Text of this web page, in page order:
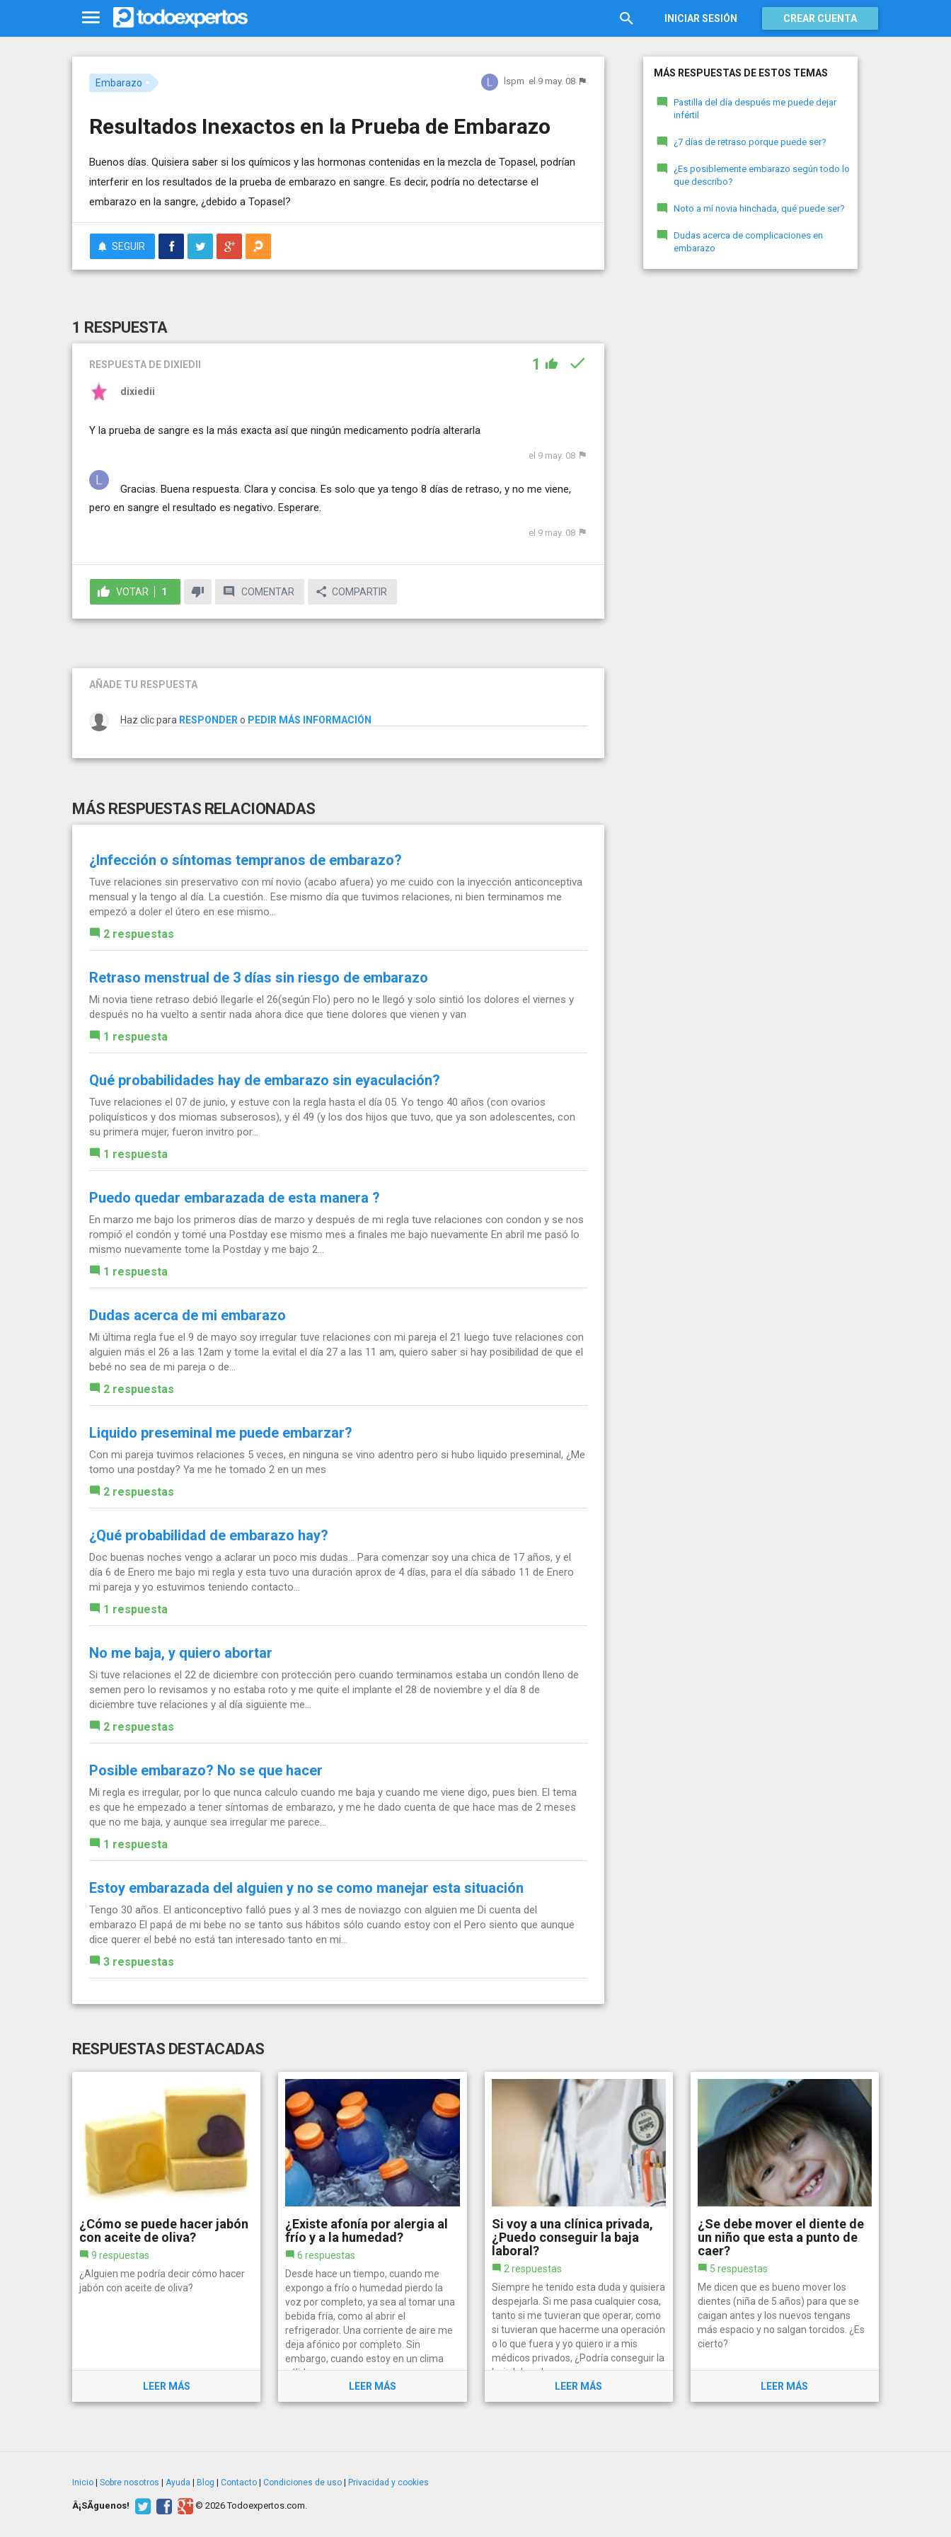
INICIAR SESIÓN CREAR CUENTA
Embarazo lspm el 9 may. 08
Resultados Inexactos en la Prueba de Embarazo
Buenos días. Quisiera saber si los químicos y las hormonas contenidas en la mezcla de Topasel, podrían
interferir en los resultados de la prueba de embarazo en sangre. Es decir, podría no detectarse el
embarazo en la sangre, ¿debido a Topasel?
SEGUIR
1 RESPUESTA
RESPUESTA DE DIXIEDII 1
dixiedii
Y la prueba de sangre es la más exacta así que ningún medicamento podría alterarla
el 9 may. 08
Gracias. Buena respuesta. Clara y concisa. Es solo que ya tengo 8 días de retraso, y no me viene,
pero en sangre el resultado es negativo. Esperare.
el 9 may. 08
VOTAR 1 COMENTAR COMPARTIR
AÑADE TU RESPUESTA
Haz clic para RESPONDERo PEDIR MÁS INFORMACIÓN
MÁS RESPUESTAS RELACIONADAS
¿Infección o síntomas tempranos de embarazo?
Tuve relaciones sin preservativo con mí novio (acabo afuera) yo me cuido con la inyección anticonceptiva
mensual y la tengo al día. La cuestión.. Ese mismo día que tuvimos relaciones, ni bien terminamos me
empezó a doler el útero en ese mismo...
2 respuestas
Retraso menstrual de 3 días sin riesgo de embarazo
Mi novia tiene retraso debió llegarle el 26(según Flo) pero no le llegó y solo sintió los dolores el viernes y
después no ha vuelto a sentir nada ahora dice que tiene dolores que vienen y van
1 respuesta
Qué probabilidades hay de embarazo sin eyaculación?
Tuve relaciones el 07 de junio, y estuve con la regla hasta el día 05. Yo tengo 40 años (con ovarios
poliquísticos y dos miomas subserosos), y él 49 (y los dos hijos que tuvo, que ya son adolescentes, con
su primera mujer, fueron invitro por...
1 respuesta
Puedo quedar embarazada de esta manera ?
En marzo me bajo los primeros días de marzo y después de mi regla tuve relaciones con condon y se nos
rompió el condón y tomé una Postday ese mismo mes a finales me bajo nuevamente En abril me pasó lo
mismo nuevamente tome la Postday y me bajo 2...
1 respuesta
Dudas acerca de mi embarazo
Mi última regla fue el 9 de mayo soy irregular tuve relaciones con mi pareja el 21 luego tuve relaciones con
alguien más el 26 a las 12am y tome la evital el día 27 a las 11 am, quiero saber si hay posibilidad de que el
bebé no sea de mi pareja o de...
2 respuestas
Liquido preseminal me puede embarzar?
Con mi pareja tuvimos relaciones 5 veces, en ninguna se vino adentro pero si hubo liquido preseminal, ¿Me
tomo una postday? Ya me he tomado 2 en un mes
2 respuestas
¿Qué probabilidad de embarazo hay?
Doc buenas noches vengo a aclarar un poco mis dudas... Para comenzar soy una chica de 17 años, y el
día 6 de Enero me bajo mi regla y esta tuvo una duración aprox de 4 días, para el día sábado 11 de Enero
mi pareja y yo estuvimos teniendo contacto...
1 respuesta
No me baja, y quiero abortar
Si tuve relaciones el 22 de diciembre con protección pero cuando terminamos estaba un condón lleno de
semen pero lo revisamos y no estaba roto y me quite el implante el 28 de noviembre y el día 8 de
diciembre tuve relaciones y al día siguiente me...
2 respuestas
Posible embarazo? No se que hacer
Mi regla es irregular, por lo que nunca calculo cuando me baja y cuando me viene digo, pues bien. El tema
es que he empezado a tener síntomas de embarazo, y me he dado cuenta de que hace mas de 2 meses
que no me baja, y aunque sea irregular me parece...
1 respuesta
Estoy embarazada del alguien y no se como manejar esta situación
Tengo 30 años. El anticonceptivo falló pues y al 3 mes de noviazgo con alguien me Di cuenta del
embarazo El papá de mi bebe no se tanto sus hábitos sólo cuando estoy con el Pero siento que aunque
dice querer el bebé no está tan interesado tanto en mi...
3 respuestas
MÁS RESPUESTAS DE ESTOS TEMAS
Pastilla del día después me puede dejar
infértil
¿7 días de retraso porque puede ser?
¿Es posiblemente embarazo según todo lo
que describo?
Noto a mí novia hinchada, qué puede ser?
Dudas acerca de complicaciones en
embarazo
RESPUESTAS DESTACADAS
LEER MÁS
¿Cómo se puede hacer jabón
con aceite de oliva?
9 respuestas
¿Alguien me podría decir cómo hacer
jabón con aceite de oliva?
LEER MÁS
¿Existe afonía por alergia al
frío y a la humedad?
6 respuestas
Desde hace un tiempo, cuando me
expongo a frío o humedad pierdo la
voz por completo, ya sea al tomar una
bebida fría, como al abrir el
refrigerador. Una corriente de aire me
deja afónico por completo. Sin
embargo, cuando estoy en un clima
cálido no...
LEER MÁS
Si voy a una clínica privada,
¿Puedo conseguir la baja
laboral?
2 respuestas
Siempre he tenido esta duda y quisiera
despejarla. Si me pasa cualquier cosa,
tanto si me tuvieran que operar, como
si tuvieran que hacerme una operación
o lo que fuera y yo quiero ir a mis
médicos privados, ¿Podría conseguir la
baja laboral para...
LEER MÁS
¿Se debe mover el diente de
un niño que esta a punto de
caer?
5 respuestas
Me dicen que es bueno mover los
dientes (niña de 5 años) para que se
caigan antes y los nuevos tengans
más espacio y no salgan torcidos. ¿Es
cierto?
Inicio Sobre nosotros Ayuda Blog Contacto Condiciones de uso Privacidad y cookies
Â¡SÃ­guenos! © 2026 Todoexpertos.com.